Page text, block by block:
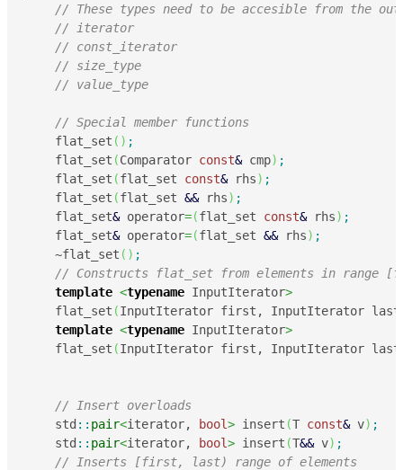
// These types need to be accesible from the
// iterator
// const_iterator
// size_type
// value_type
// Special member functions
    flat_set
( ) ;
    flat_set
(Comparator const& cmp) ;
    flat_set
(flat_set const& rhs) ;
    flat_set
(flat_set && rhs) ;
    flat_set
& operator=(flat_set const& rhs) ;
    flat_set
& operator=(flat_set && rhs) ;
    ~flat_set
( ) ;
// Constructs flat_set from elements in range
template <typename InputIterator>
    flat_set
(InputIterator first, InputIterator last
template <typename InputIterator>
    flat_set
(InputIterator first, InputIterator last,
// Insert overloads
    std
:: pair<iterator, bool> insert (T const& v) ;
    std
:: pair<iterator, bool> insert (T&& v) ;
// Inserts [first, last) range of elements